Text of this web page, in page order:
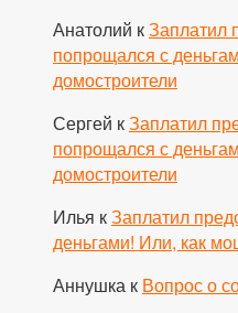
Анатолий кЗаплатил
попрощался с
домостроители
Сергей кЗаплатил
попрощался с
домостроители
Илья кЗаплатил
деньгами! Или, как
Аннушка к Вопрос о